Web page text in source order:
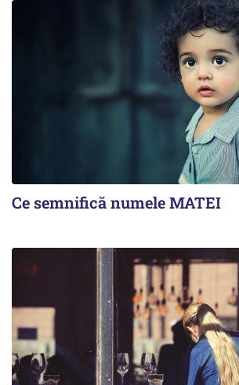
Ce semnifică numele MATEI